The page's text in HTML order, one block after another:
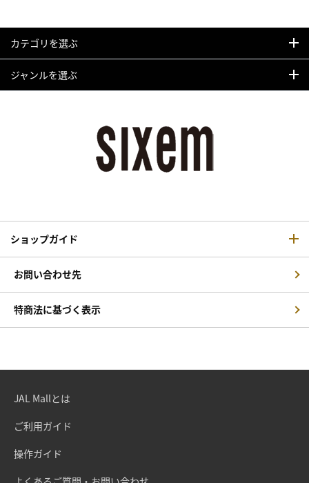
カテゴリを選ぶ
ジャンルを選ぶ
ショップガイド
お問い合わせ先
特商法に基づく表示
JAL Mallとは
ご利用ガイド
操作ガイド